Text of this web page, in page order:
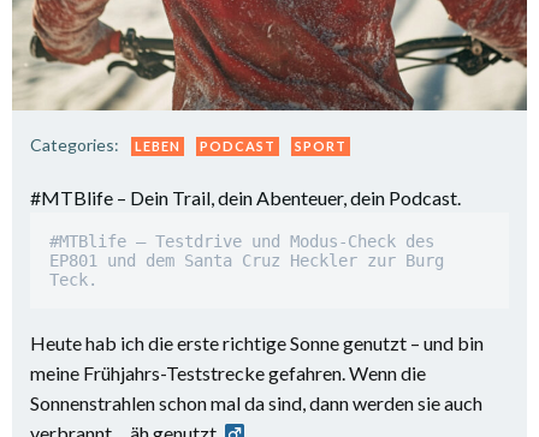
Categories: LEBEN PODCAST SPORT
#MTBlife – Dein Trail, dein Abenteuer, dein Podcast.
#MTBlife – Testdrive und Modus-Check des
EP801 und dem Santa Cruz Heckler zur Burg
Teck.
Heute hab ich die erste richtige Sonne genutzt – und bin
meine Frühjahrs-Teststrecke gefahren. Wenn die
Sonnenstrahlen schon mal da sind, dann werden sie auch